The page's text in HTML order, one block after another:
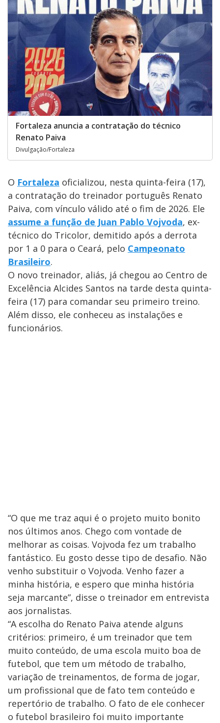
Fortaleza anuncia a contratação do técnico
Renato Paiva
Divulgação/Fortaleza
O Fortaleza oficializou, nesta quinta-feira (17),
a contratação do treinador português Renato
Paiva, com vínculo válido até o fim de 2026. Ele
assume a função de Juan Pablo Vojvoda, ex-
técnico do Tricolor, demitido após a derrota
por 1 a 0 para o Ceará, pelo Campeonato
Brasileiro.
O novo treinador, aliás, já chegou ao Centro de
Excelência Alcides Santos na tarde desta quinta-
feira (17) para comandar seu primeiro treino.
Além disso, ele conheceu as instalações e
funcionários.
“O que me traz aqui é o projeto muito bonito
nos últimos anos. Chego com vontade de
melhorar as coisas. Vojvoda fez um trabalho
fantástico. Eu gosto desse tipo de desafio. Não
venho substituir o Vojvoda. Venho fazer a
minha história, e espero que minha história
seja marcante”, disse o treinador em entrevista
aos jornalistas.
“A escolha do Renato Paiva atende alguns
critérios: primeiro, é um treinador que tem
muito conteúdo, de uma escola muito boa de
futebol, que tem um método de trabalho,
variação de treinamentos, de forma de jogar,
um profissional que de fato tem conteúdo e
repertório de trabalho. O fato de ele conhecer
o futebol brasileiro foi muito importante